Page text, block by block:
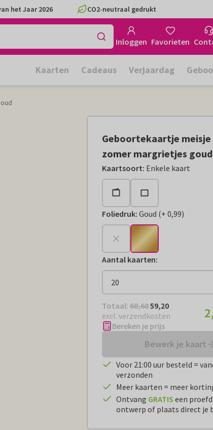
het Jaar 2026 CO2-neutraal gedrukt
Inloggen Favorieten
Kaarten Cadeaus Verjaardag
Geboortekaartje
zomer margrietjes goud
Kaartsoort: Enkele kaart
Foliedruk:Goud (
+€ 0,99
+ 0,99)
Aantal kaarten:
Totaal: € 59,20
Totaal: 68,6059,20
excl. verzendkosten
€
Bereken je prijs
Bewerk je kaart
Voor 21:00 uur besteld =
verzonden
Meer kaarten = meer
Ontvang GRATIS een
ontwerp of plaats direct je